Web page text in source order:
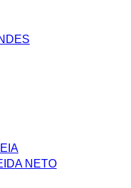
NETO